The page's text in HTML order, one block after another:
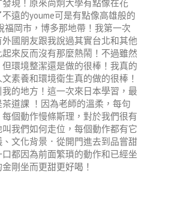
現！原來尚炯大學有點像在花
遠的youme可是有點像高雄般的
福岡市，博多那地帶！我第一次
國朋友跟我說過其實台北和其他
來反而沒有那麼熱鬧！不過雖然
環境整潔還是做的很棒！我真的
素養和環境衛生真的做的很棒！
的地方！這一次來日本學習，最
道課 ！因為老師的溫柔，每句
個動作慢條斯理，對於我們很有
我們如何走位，每個動作都有它
文化背景．從開門進去到品嘗甜
都因為前面繁瑣的動作和已經坐
剛坐而更甜更好喝！